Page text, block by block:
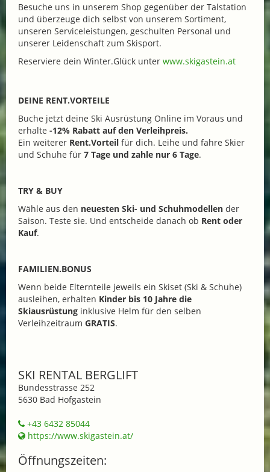
Besuche uns in unserem Shop gegenüber der Talstation
und überzeuge dich selbst von unserem Sortiment,
unseren Serviceleistungen, geschulten Personal und
unserer Leidenschaft zum Skisport.
Reserviere dein Winter.Glück unter www.skigastein.at
DEINE RENT.VORTEILE
Buche jetzt deine Ski Ausrüstung Online im Voraus und
erhalte -12% Rabatt auf den Verleihpreis.
Ein weiterer Rent.Vorteil für dich. Leihe und fahre Skier
und Schuhe für 7 Tage und zahle nur 6 Tage.
TRY & BUY
Wähle aus den neuesten Ski- und Schuhmodellen der
Saison. Teste sie. Und entscheide danach ob Rent oder
Kauf.
FAMILIEN.BONUS
Wenn beide Elternteile jeweils ein Skiset (Ski & Schuhe)
ausleihen, erhalten Kinder bis 10 Jahre die
Skiausrüstung inklusive Helm für den selben
Verleihzeitraum GRATIS.
SKI RENTAL BERGLIFT
Bundesstrasse 252
5630 Bad Hofgastein
+43 6432 85044
https://www.skigastein.at/
Öffnungszeiten: